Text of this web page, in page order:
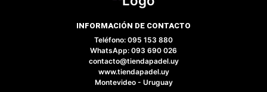
INFORMACIÓN DE CONTACTO
Teléfono: 095 153 880
WhatsApp: 093 690 026
contacto@tiendapadel.uy
www.tiendapadel.uy
Montevideo - Uruguay